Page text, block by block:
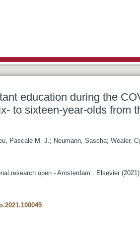
10 pandemic : the
education during the
to sixteen-year-olds from
Pascale M. J.; Neumann, Sascha; Wealer,
research open - Amsterdam : Elsevier